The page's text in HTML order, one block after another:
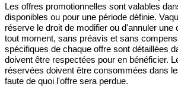
Les offres promotionnelles sont valables
disponibles ou pour une période définie.
réserve le droit de modifier ou d'annuler une
tout moment, sans préavis et sans
spécifiques de chaque offre sont détaillées
doivent être respectées pour en bénéficier.
réservées doivent être consommées dans
faute de quoi l'offre sera perdue.